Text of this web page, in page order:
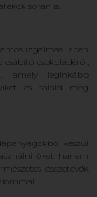
során is.
izgalmas ízben
csábító csokoládéról,
amely leginkább
és találd meg
készül
őket, hanem
összetevők